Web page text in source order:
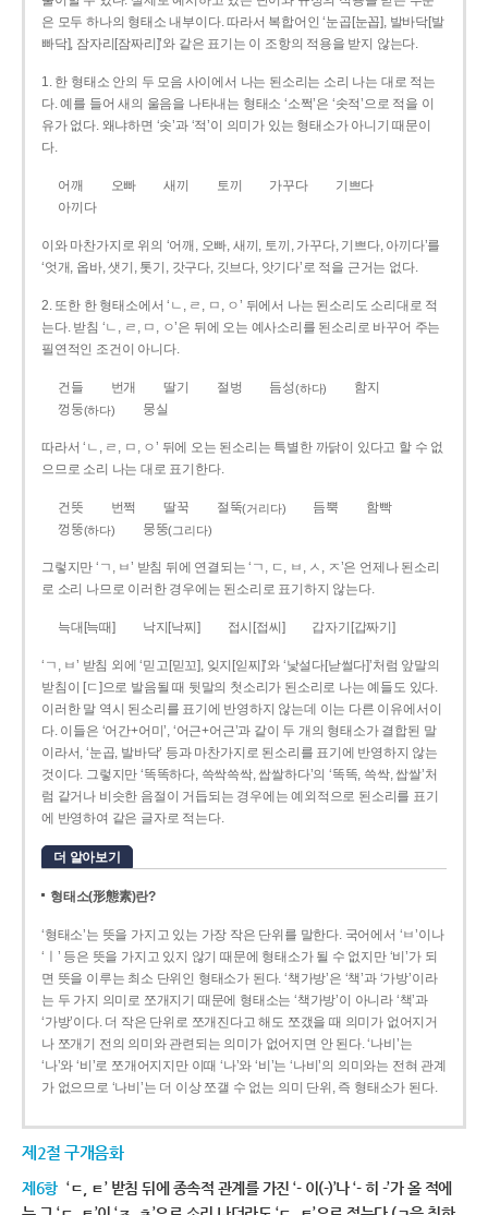
은 모두 하나의 형태소 내부이다. 따라서 복합어인 ‘눈곱[눈꼽], 발바닥[발
빠닥], 잠자리[잠짜리]’와 같은 표기는 이 조항의 적용을 받지 않는다.
1. 한 형태소 안의 두 모음 사이에서 나는 된소리는 소리 나는 대로 적는
다. 예를 들어 새의 울음을 나타내는 형태소 ‘소쩍’은 ‘솟적’으로 적을 이
유가 없다. 왜냐하면 ‘솟’과 ‘적’이 의미가 있는 형태소가 아니기 때문이
다.
어깨 오빠 새끼 토끼 가꾸다
기쁘다
아끼다
이와 마찬가지로 위의 ‘어깨, 오빠, 새끼, 토끼, 가꾸다, 기쁘다, 아끼다’를
‘엇개, 옵바, 샛기, 톳기, 갓구다, 깃브다, 앗기다’로 적을 근거는 없다.
2. 또한 한 형태소에서 ‘ㄴ, ㄹ, ㅁ, ㅇ’ 뒤에서 나는 된소리도 소리대로 적
는다. 받침 ‘ㄴ, ㄹ, ㅁ, ㅇ’은 뒤에 오는 예사소리를 된소리로 바꾸어 주는
필연적인 조건이 아니다.
건들 번개 딸기 절벙 듬성(하다)
함지
껑둥(하다) 뭉실
따라서 ‘ㄴ, ㄹ, ㅁ, ㅇ’ 뒤에 오는 된소리는 특별한 까닭이 있다고 할 수 없
으므로 소리 나는 대로 표기한다.
건뜻 번쩍 딸꾹 절뚝(거리다) 듬뿍
함빡
껑뚱(하다) 뭉뚱(그리다)
그렇지만 ‘ㄱ, ㅂ’ 받침 뒤에 연결되는 ‘ㄱ, ㄷ, ㅂ, ㅅ, ㅈ’은 언제나 된소리
로 소리 나므로 이러한 경우에는 된소리로 표기하지 않는다.
늑대[늑때] 낙지[낙찌] 접시[접씨] 갑자기[갑짜기]
‘ㄱ, ㅂ’ 받침 외에 ‘믿고[믿꼬], 잊지[읻찌]’와 ‘낯설다[낟썰다]’처럼 앞말의
받침이 [ㄷ]으로 발음될 때 뒷말의 첫소리가 된소리로 나는 예들도 있다.
이러한 말 역시 된소리를 표기에 반영하지 않는데 이는 다른 이유에서이
다. 이들은 ‘어간+어미’, ‘어근+어근’과 같이 두 개의 형태소가 결합된 말
이라서, ‘눈곱, 발바닥’ 등과 마찬가지로 된소리를 표기에 반영하지 않는
것이다. 그렇지만 ‘똑똑하다, 쓱싹쓱싹, 쌉쌀하다’의 ‘똑똑, 쓱싹, 쌉쌀’처
럼 같거나 비슷한 음절이 거듭되는 경우에는 예외적으로 된소리를 표기
에 반영하여 같은 글자로 적는다.
더 알아보기
형태소(形態素)란?
‘형태소’는 뜻을 가지고 있는 가장 작은 단위를 말한다. 국어에서 ‘ㅂ’이나
‘ㅣ’ 등은 뜻을 가지고 있지 않기 때문에 형태소가 될 수 없지만 ‘비’가 되
면 뜻을 이루는 최소 단위인 형태소가 된다. ‘책가방’은 ‘책’과 ‘가방’이라
는 두 가지 의미로 쪼개지기 때문에 형태소는 ‘책가방’이 아니라 ‘책’과
‘가방’이다. 더 작은 단위로 쪼개진다고 해도 쪼갰을 때 의미가 없어지거
나 쪼개기 전의 의미와 관련되는 의미가 없어지면 안 된다. ‘나비’는
‘나’와 ‘비’로 쪼개어지지만 이때 ‘나’와 ‘비’는 ‘나비’의 의미와는 전혀 관계
가 없으므로 ‘나비’는 더 이상 쪼갤 수 없는 의미 단위, 즉 형태소가 된다.
제2절 구개음화
제6항 ‘ㄷ, ㅌ’ 받침 뒤에 종속적 관계를 가진 ‘- 이(-)’나 ‘- 히 -’가 올 적에